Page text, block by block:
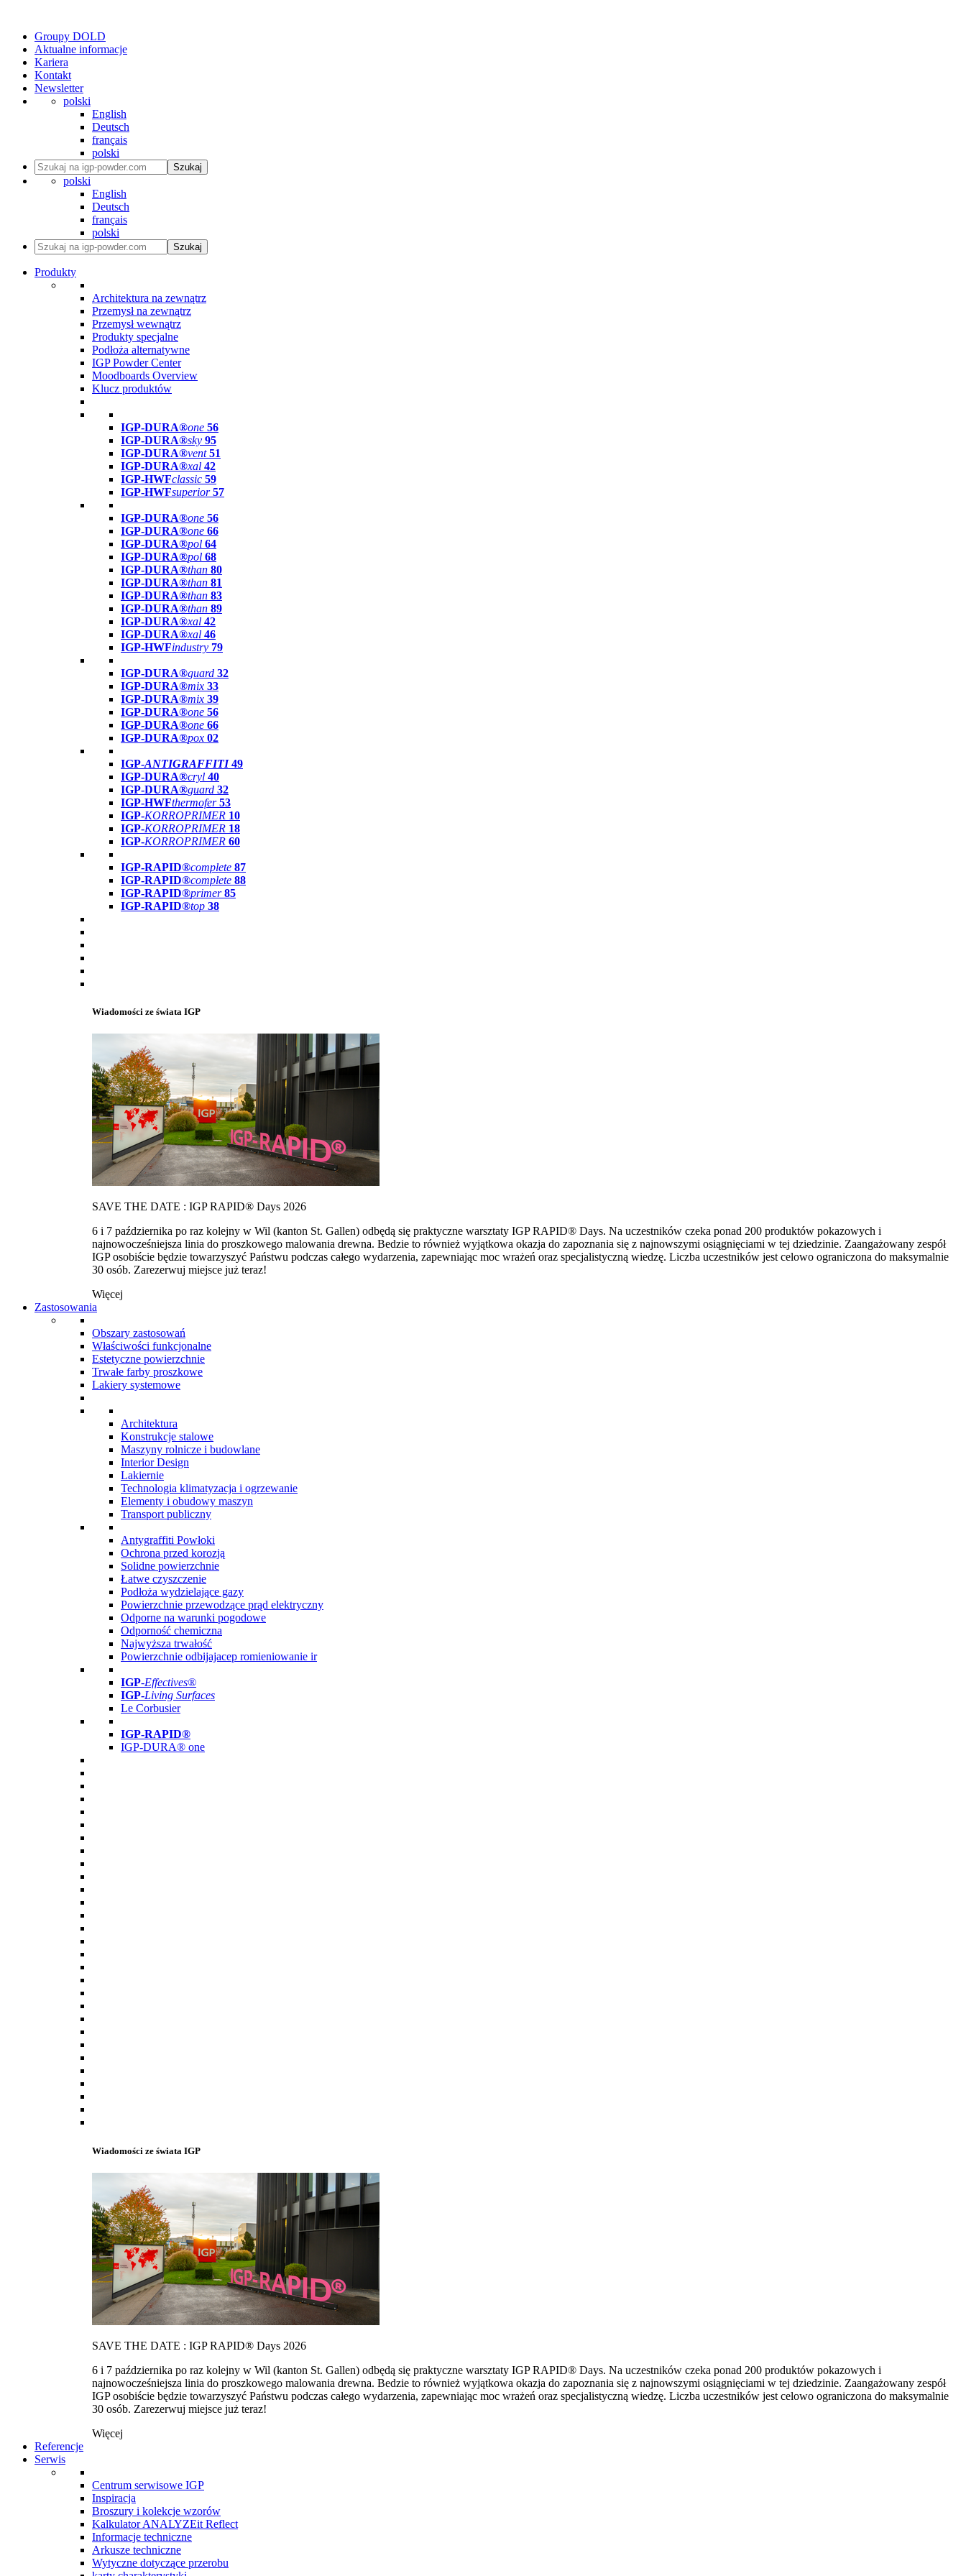
Groupy DOLD
Aktualne informacje
Kariera
Kontakt
Newsletter
polski
English
Deutsch
français
polski
Szukaj
polski
English
Deutsch
français
polski
Szukaj
Produkty
Architektura na zewnątrz
Przemysł na zewnątrz
Przemysł wewnątrz
Produkty specjalne
Podłoża alternatywne
IGP Powder Center
Moodboards Overview
Klucz produktów
IGP-DURA®one 56
IGP-DURA®sky 95
IGP-DURA®vent 51
IGP-DURA®xal 42
IGP-HWFclassic 59
IGP-HWFsuperior 57
IGP-DURA®one 56
IGP-DURA®one 66
IGP-DURA®pol 64
IGP-DURA®pol 68
IGP-DURA®than 80
IGP-DURA®than 81
IGP-DURA®than 83
IGP-DURA®than 89
IGP-DURA®xal 42
IGP-DURA®xal 46
IGP-HWFindustry 79
IGP-DURA®guard 32
IGP-DURA®mix 33
IGP-DURA®mix 39
IGP-DURA®one 56
IGP-DURA®one 66
IGP-DURA®pox 02
IGP-ANTIGRAFFITI49
IGP-DURA®cryl 40
IGP-DURA®guard 32
IGP-HWFthermofer 53
IGP-KORROPRIMER 10
IGP-KORROPRIMER 18
IGP-KORROPRIMER 60
IGP-RAPID®complete 87
IGP-RAPID®complete 88
IGP-RAPID®primer 85
IGP-RAPID®top 38
Wiadomości ze świata IGP
SAVE THE DATE : IGP RAPID® Days 2026
6 i 7 października po raz kolejny w Wil (kanton St. Gallen) odbędą się praktyczne warsztaty IGP RAPID® Days. Na uczestników czeka ponad 200 produktów pokazowych i
najnowocześniejsza linia do proszkowego malowania drewna. Bedzie to również wyjątkowa okazja do zapoznania się z najnowszymi osiągnięciami w tej dziedzinie. Zaangażowany zespół
IGP osobiście będzie towarzyszyć Państwu podczas całego wydarzenia, zapewniając moc wrażeń oraz specjalistyczną wiedzę. Liczba uczestników jest celowo ograniczona do maksymalnie
30 osób. Zarezerwuj miejsce już teraz!
Więcej
Zastosowania
Obszary zastosowań
Właściwości funkcjonalne
Estetyczne powierzchnie
Trwałe farby proszkowe
Lakiery systemowe
Architektura
Konstrukcje stalowe
Maszyny rolnicze i budowlane
Interior Design
Lakiernie
Technologia klimatyzacja i ogrzewanie
Elementy i obudowy maszyn
Transport publiczny
Antygraffiti Powłoki
Ochrona przed korozją
Solidne powierzchnie
Łatwe czyszczenie
Podłoża wydzielające gazy
Powierzchnie przewodzące prąd elektryczny
Odporne na warunki pogodowe
Odporność chemiczna
Najwyższa trwałość
Powierzchnie odbijajacep romieniowanie ir
IGP-Effectives®
IGP-Living Surfaces
Le Corbusier
IGP-RAPID®
IGP-DURA® one
Wiadomości ze świata IGP
SAVE THE DATE : IGP RAPID® Days 2026
6 i 7 października po raz kolejny w Wil (kanton St. Gallen) odbędą się praktyczne warsztaty IGP RAPID® Days. Na uczestników czeka ponad 200 produktów pokazowych i
najnowocześniejsza linia do proszkowego malowania drewna. Bedzie to również wyjątkowa okazja do zapoznania się z najnowszymi osiągnięciami w tej dziedzinie. Zaangażowany zespół
IGP osobiście będzie towarzyszyć Państwu podczas całego wydarzenia, zapewniając moc wrażeń oraz specjalistyczną wiedzę. Liczba uczestników jest celowo ograniczona do maksymalnie
30 osób. Zarezerwuj miejsce już teraz!
Więcej
Referencje
Serwis
Centrum serwisowe IGP
Inspiracja
Broszury i kolekcje wzorów
Kalkulator ANALYZEit Reflect
Informacje techniczne
Arkusze techniczne
Wytyczne dotyczące przerobu